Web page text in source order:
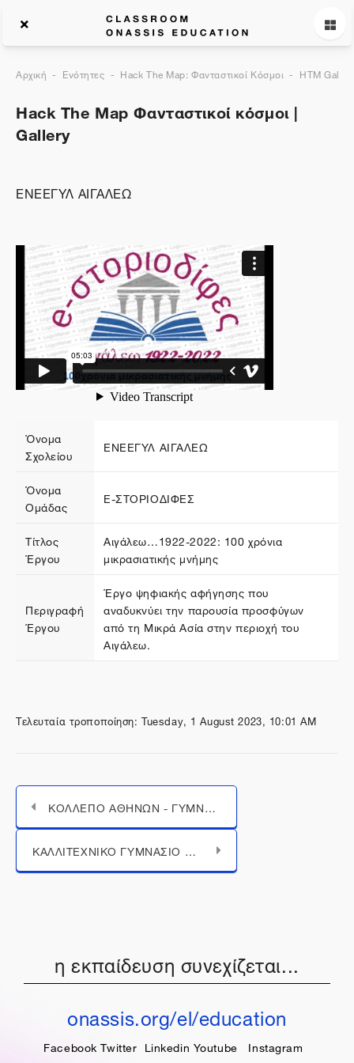
Αρχική Ενότητες Hack The Map: Φανταστικοί Κόσμοι HTM
Hack The Map Φανταστικοί κόσμοι |
Gallery
ΕΝΕΕΓΥΛ ΑΙΓΑΛΕΩ
Όνομα
Σχολείου
ΕΝΕΕΓΥΛ ΑΙΓΑΛΕΩ
Όνομα
Ομάδας
E-ΣΤΟΡΙΟΔΙΦΕΣ
Τίτλος
Έργου
Αιγάλεω…1922-2022: 100 χρόνια
μικρασιατικής μνήμης
Περιγραφή
Έργου
Έργο ψηφιακής αφήγησης που
αναδυκνύει την παρουσία προσφύγων
από τη Μικρά Ασία στην περιοχή του
Αιγάλεω.
Τελευταία τροποποίηση: Tuesday, 1 August 2023, 10:01 AM
ΚΟΛΛΕΓΙΟ ΑΘΗΝΩΝ - ΓΥΜΝΑΣΙΟ
Μεταπήδηση σε...
ΚΑΛΛΙΤΕΧΝΙΚΟ ΓΥΜΝΑΣΙΟ ΜΕ ΛΥΚΕΙΑΚΕΣ ΤΑΞΕΙΣ ΑΜΠΕΛΟΚΗΠΩΝ ΘΕΣΣΑΛΟΝΙΚΗΣ
η εκπαίδευση συνεχίζεται...
onassis.org/el/education
Facebook Twitter Linkedin Youtube Instagram